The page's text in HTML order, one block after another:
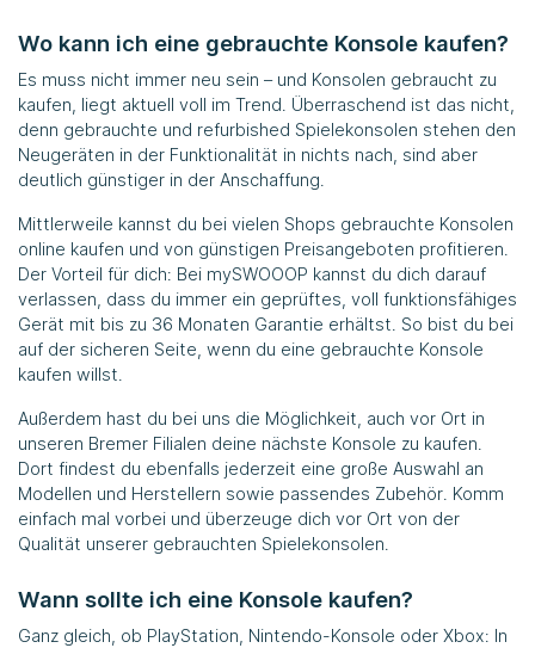
Wo kann ich eine gebrauchte Konsole kaufen?
Es muss nicht immer neu sein – und Konsolen gebraucht zu
kaufen, liegt aktuell voll im Trend. Überraschend ist das nicht,
denn gebrauchte und refurbished Spielekonsolen stehen den
Neugeräten in der Funktionalität in nichts nach, sind aber
deutlich günstiger in der Anschaffung.
Mittlerweile kannst du bei vielen Shops gebrauchte Konsolen
online kaufen und von günstigen Preisangeboten profitieren.
Der Vorteil für dich: Bei mySWOOOP kannst du dich darauf
verlassen, dass du immer ein geprüftes, voll funktionsfähiges
Gerät mit bis zu 36 Monaten Garantie erhältst. So bist du bei
auf der sicheren Seite, wenn du eine gebrauchte Konsole
kaufen willst.
Außerdem hast du bei uns die Möglichkeit, auch vor Ort in
unseren Bremer Filialen deine nächste Konsole zu kaufen.
Dort findest du ebenfalls jederzeit eine große Auswahl an
Modellen und Herstellern sowie passendes Zubehör. Komm
einfach mal vorbei und überzeuge dich vor Ort von der
Qualität unserer gebrauchten Spielekonsolen.
Wann sollte ich eine Konsole kaufen?
Ganz gleich, ob PlayStation, Nintendo-Konsole oder Xbox: In